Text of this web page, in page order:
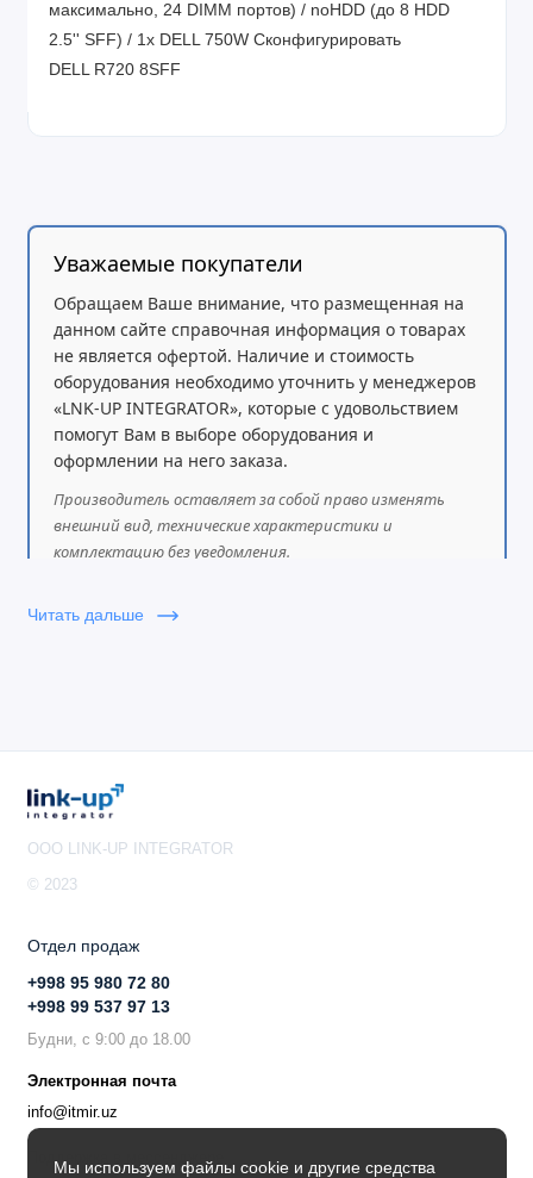
максимально, 24 DIMM портов) / noHDD (до 8 HDD
2.5'' SFF) / 1x DELL 750W Сконфигурировать
DELL R720 8SFF
Уважаемые покупатели
Обращаем Ваше внимание, что размещенная на
данном сайте справочная информация о товарах
не является офертой. Наличие и стоимость
оборудования необходимо уточнить у менеджеров
«LNK-UP INTEGRATOR», которые с удовольствием
помогут Вам в выборе оборудования и
оформлении на него заказа.
Производитель оставляет за собой право изменять
внешний вид, технические характеристики и
комплектацию без уведомления.
Читать дальше
Мы используем файлы cookie и другие средства
OOO LINK-UP INTEGRATOR
© 2023
Отдел продаж
+998 95 980 72 80
+998 99 537 97 13
Будни, с 9:00 до 18.00
Электронная почта
info@itmir.uz
Поддержка в мессенджере